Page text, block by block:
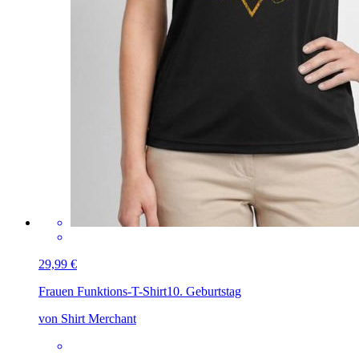
29,99 €
Frauen Funktions-T-Shirt10. Geburtstag
von Shirt Merchant